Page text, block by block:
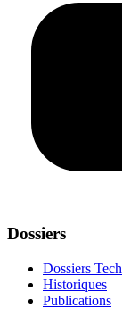
Dossiers
Dossiers Tech
Historiques
Publications